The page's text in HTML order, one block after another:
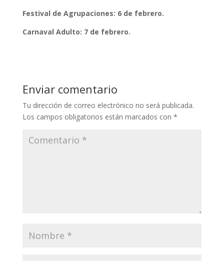
Festival de Agrupaciones: 6 de febrero.
Carnaval Adulto: 7 de febrero.
Enviar comentario
Tu dirección de correo electrónico no será publicada.
Los campos obligatorios están marcados con *